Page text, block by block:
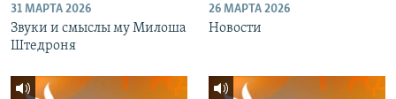
31 МАРТА 2026
Звуки и смыслы му Милоша
Штедроня
26 МАРТА 2026
Новости